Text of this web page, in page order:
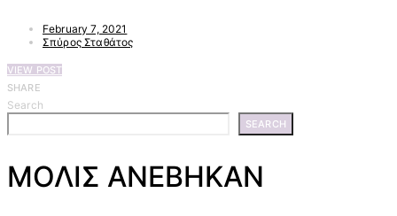
February 7, 2021
Σπύρος Σταθάτος
VIEW POST
SHARE
Search
SEARCH
ΜΟΛΙΣ ΑΝΕΒΗΚΑΝ